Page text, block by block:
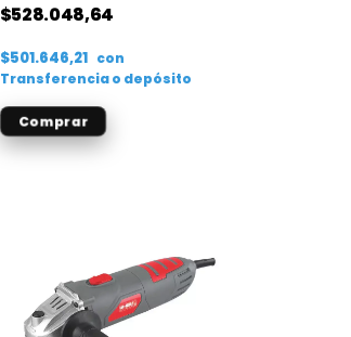
$528.048,64
$501.646,21 con
Transferencia o depósito